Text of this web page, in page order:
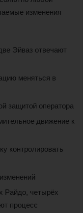
изменения
Эйваз отвечают
меняться в
защитой оператора
движение к
контролировать
Райдо, четырёх
процесс